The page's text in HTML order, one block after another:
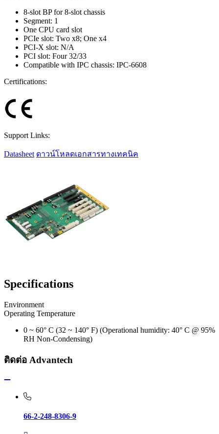
8-slot BP for 8-slot chassis
Segment: 1
One CPU card slot
PCIe slot: Two x8; One x4
PCI-X slot: N/A
PCI slot: Four 32/33
Compatible with IPC chassis: IPC-6608
Certifications:
Support Links:
Datasheet ดาวน์โหลดเอกสารทางเทคนิค
Specifications
Environment
Operating Temperature
0 ~ 60° C (32 ~ 140° F) (Operational humidity: 40° C @ 95%
RH Non-Condensing)
ติดต่อ Advantech
66-2-248-8306-9